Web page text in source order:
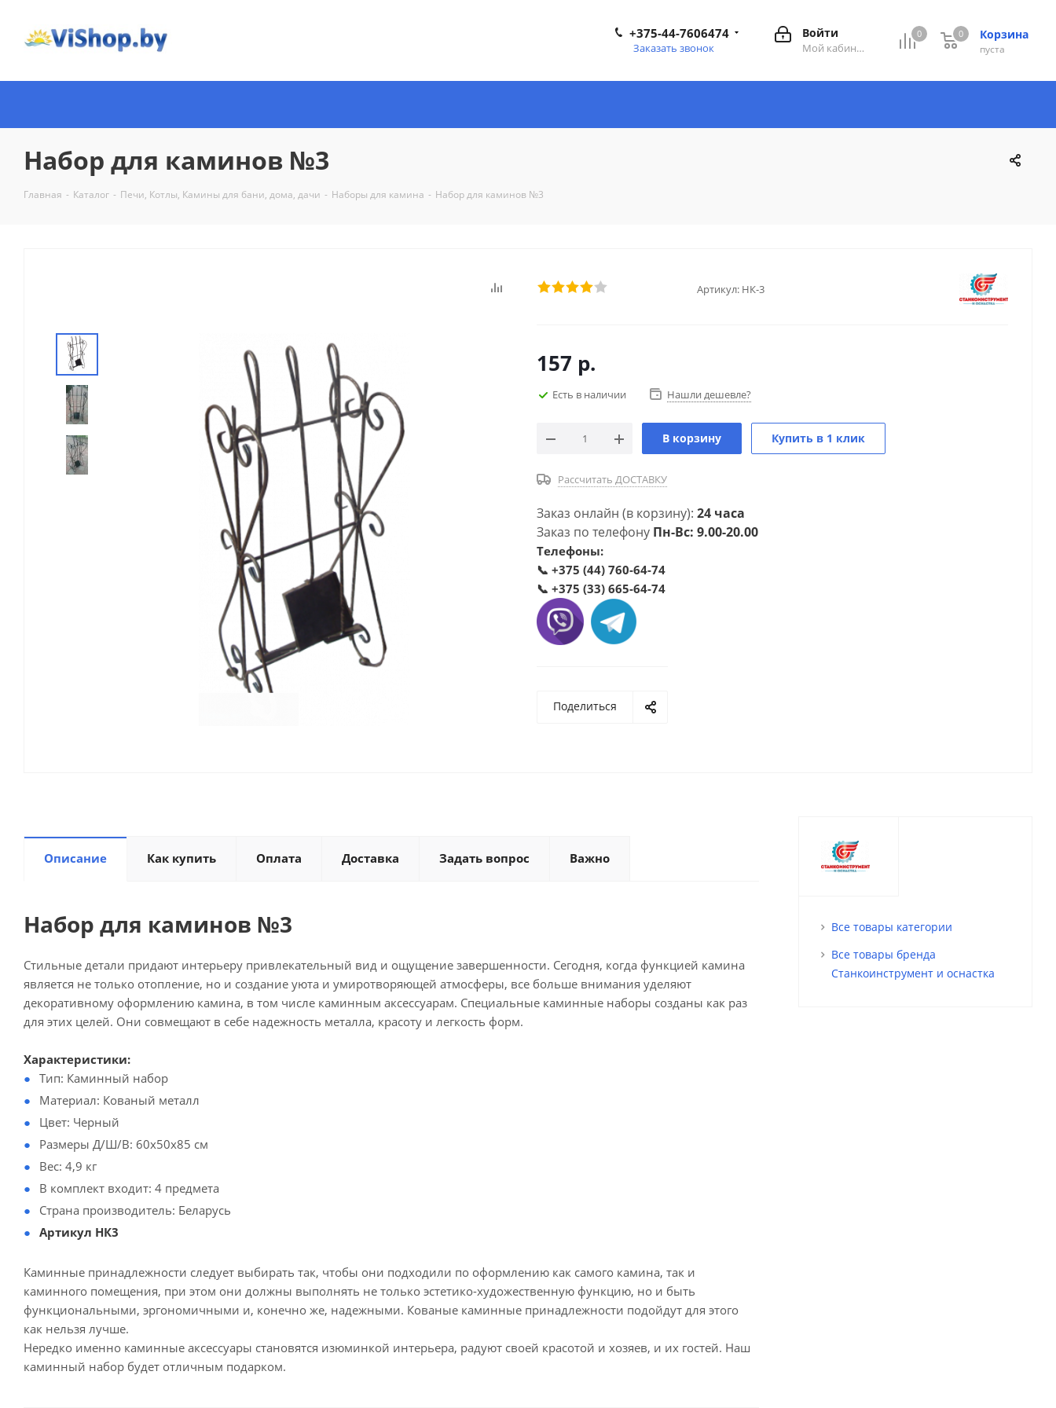
0 Корзина
0
пуста
0
Войти
Мой кабинет
+375-44-7606474
Заказать звонок
Набор для каминов №3
Главная - Каталог - Печи, Котлы, Камины для бани, дома, дачи - Наборы для камина - Набор для каминов №3
Артикул: НК-3
157 р.
Есть в наличии Нашли дешевле?
В корзину Купить в 1 клик
Рассчитать ДОСТАВКУ
Заказ онлайн (в корзину): 24 часа
Заказ по телефону Пн-Вс: 9.00-20.00
Телефоны:
📞 +375 (44) 760-64-74
📞 +375 (33) 665-64-74
Поделиться
Описание Как купить Оплата Доставка Задать вопрос Важно
Набор для каминов №3
Стильные детали придают интерьеру привлекательный вид и ощущение завершенности. Сегодня, когда функцией камина
является не только отопление, но и создание уюта и умиротворяющей атмосферы, все больше внимания уделяют
декоративному оформлению камина, в том числе каминным аксессуарам. Специальные каминные наборы созданы как раз
для этих целей. Они совмещают в себе надежность металла, красоту и легкость форм.
Характеристики:
Тип: Каминный набор
Материал: Кованый металл
Цвет: Черный
Размеры Д/Ш/В: 60х50х85 см
Вес: 4,9 кг
В комплект входит: 4 предмета
Страна производитель: Беларусь
Артикул НК3
Каминные принадлежности следует выбирать так, чтобы они подходили по оформлению как самого камина, так и
каминного помещения, при этом они должны выполнять не только эстетико-художественную функцию, но и быть
функциональными, эргономичными и, конечно же, надежными. Кованые каминные принадлежности подойдут для этого
как нельзя лучше.
Нередко именно каминные аксессуары становятся изюминкой интерьера, радуют своей красотой и хозяев, и их гостей. Наш
каминный набор будет отличным подарком.
Все товары категории
Все товары бренда
Станкоинструмент и оснастка